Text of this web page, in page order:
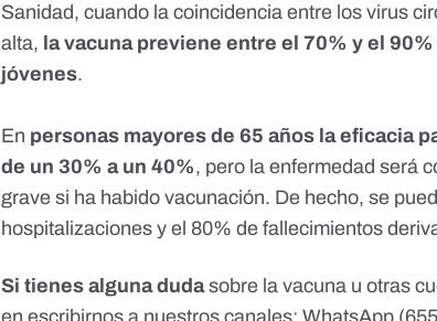
Sanidad, cuando la coincidencia entre los virus
alta, la vacuna previene entre el 70% y el
jóvenes.
En personas mayores de 65 años la eficacia
de un 30% a un 40%, pero la enfermedad será
grave si ha habido vacunación. De hecho, se
hospitalizaciones y el 80% de fallecimientos
Si tienes alguna dudasobre la vacuna u otras